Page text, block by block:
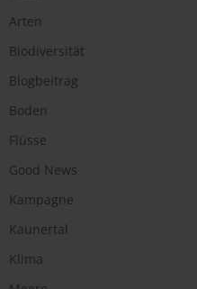
Arten
Biodiversität
Blogbeitrag
Boden
Flüsse
Good News
Kampagne
Kaunertal
Klima